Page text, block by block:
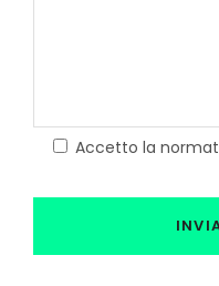
Accetto la